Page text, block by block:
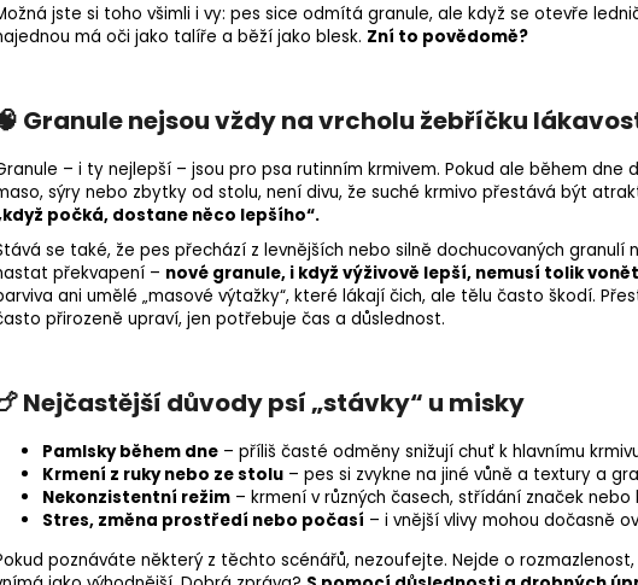
jste si toho všimli i vy: pes sice odmítá granule, ale když se otevře
má oči jako talíře a běží jako blesk. Zní to povědomě?
Granule nejsou vždy na vrcholu žebříčku
– i ty nejlepší – jsou pro psa rutinním krmivem. Pokud ale během dne
, sýry nebo zbytky od stolu, není divu, že suché krmivo přestává být
počká, dostane něco lepšího“.
se také, že pes přechází z levnějších nebo silně dochucovaných granulí
překvapení – nové granule, i když výživově lepší, nemusí tolik vonět
ani umělé „masové výtažky“, které lákají čich, ale tělu často škodí.
přirozeně upraví, jen potřebuje čas a důslednost.
Nejčastější důvody psí „stávky“ u misky
Pamlsky během dne – příliš časté odměny snižují chuť k hlavnímu
Krmení z ruky nebo ze stolu – pes si zvykne na jiné vůně a textury a
Nekonzistentní režim – krmení v různých časech, střídání značek
Stres, změna prostředí nebo počasí – i vnější vlivy mohou dočasně
poznáváte některý z těchto scénářů, nezoufejte. Nejde o